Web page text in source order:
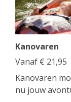
Kanovaren
Vanaf € 21,95
Kanovaren
nu jouw